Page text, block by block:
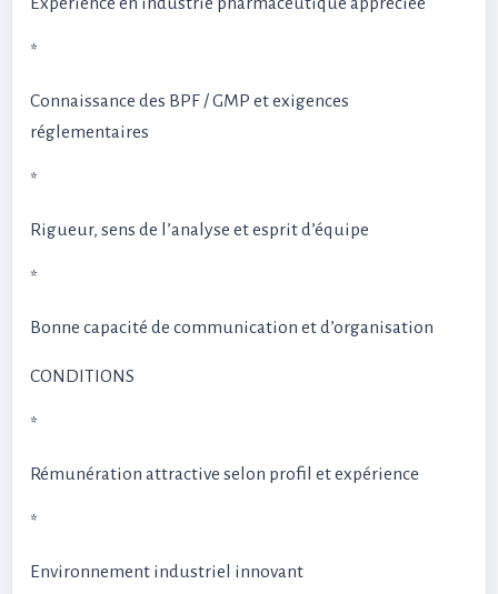
*
Connaissance des BPF / GMP et exigences
réglementaires
*
Rigueur, sens de l’analyse et esprit d’équipe
*
Bonne capacité de communication et d’organisation
CONDITIONS
*
Rémunération attractive selon profil et expérience
*
Environnement industriel innovant